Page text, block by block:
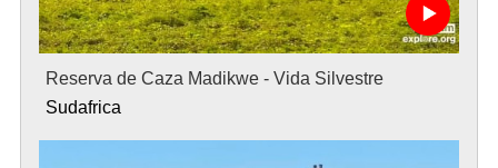
Reserva de Caza Madikwe - Vida Silvestre
Sudafrica